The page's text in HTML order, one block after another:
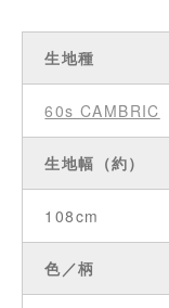
生地種
60s CAMBRIC
生地幅（約）
108cm
色／柄